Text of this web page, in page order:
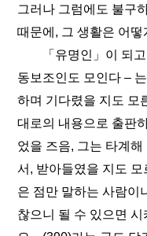
그러나 그럼에도 불구
때문에, 그 생활은 어
「유명인」이 되고
동보조인도 모인다 –
하며 기다렸을 지도 모
대로의 내용으로 출판
었을 즈음, 그는 타계
서, 받아들였을 지도
은 점만 말하는 사람이
찮으니 될 수 있으면